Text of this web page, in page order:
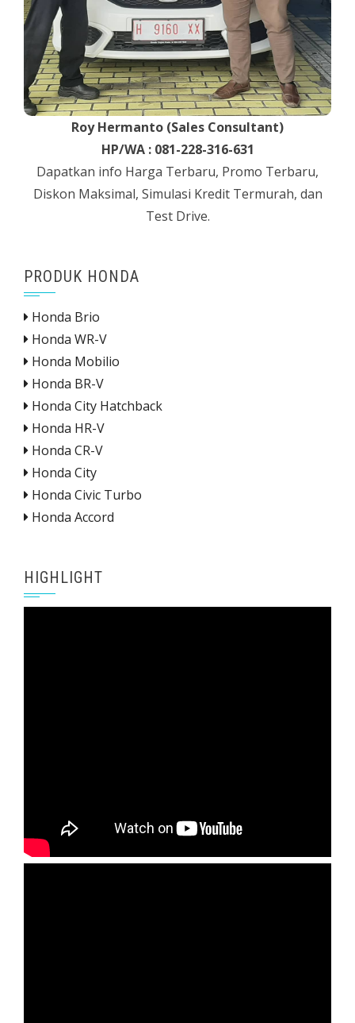
Roy Hermanto (Sales Consultant)
HP/WA : 081-228-316-631
Dapatkan info Harga Terbaru, Promo Terbaru,
Diskon Maksimal, Simulasi Kredit Termurah, dan
Test Drive.
PRODUK HONDA
Honda Brio
Honda WR-V
Honda Mobilio
Honda BR-V
Honda City Hatchback
Honda HR-V
Honda CR-V
Honda City
Honda Civic Turbo
Honda Accord
HIGHLIGHT